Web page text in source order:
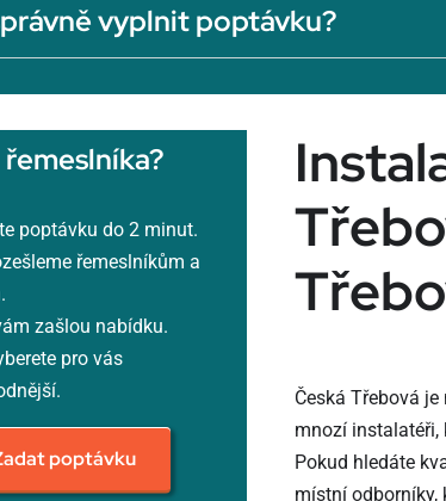
vyplnit poptávku?
poptávku do 2 minut.
řemeslníkům a
zašlou nabídku.
pro vás
poptávku
Česká Třebová
mnozí instalatéři,
Pokud hledáte
místní odborníky,